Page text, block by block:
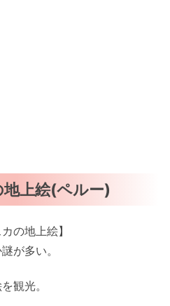
上絵(ペルー)
の地上絵】
が多い。
観光。